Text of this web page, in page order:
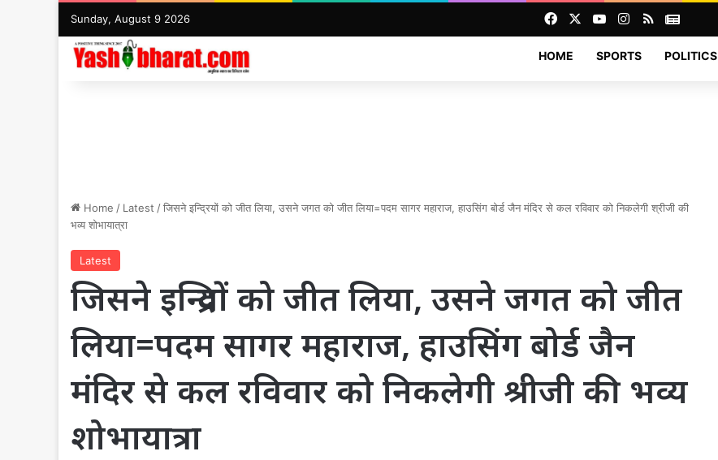
Sunday, August 9 2026 FacebookYouTubeInstagram
RSSNews
HOME SPORTS POLITICS
Home / Latest /जिसने इन्द्रियों को जीत लिया, उसने जगत को जीत लिया=पदम सागर महाराज, हाउसिंग बोर्ड जैन मंदिर से कल रविवार को निकलेगी श्रीजी की
भव्य शोभायात्रा
Latest
जिसने इन्द्रियों को जीत लिया, उसने जगत को जीत
लिया=पदम सागर महाराज, हाउसिंग बोर्ड जैन
मंदिर से कल रविवार को निकलेगी श्रीजी की भव्य
शोभायात्रा